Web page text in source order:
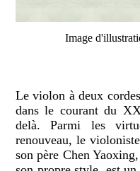
Image
Le violon à deux
dans le courant du
delà. Parmi les
renouveau, le
son père Chen